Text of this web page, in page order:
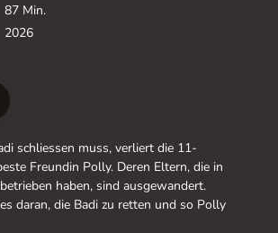
87 Min.
2026
schliessen muss, verliert die 11-
Freundin Polly. Deren Eltern, die in
haben, sind ausgewandert.
daran, die Badi zu retten und so Polly